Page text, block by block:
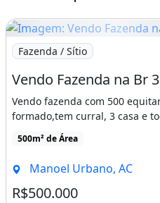
Imagem: Vendo Fazenda na
Fazenda / Sítio
Vendo Fazenda na Br
Vendo fazenda com 500
formado,tem curral, 3 casa e
500m² de Área
Manoel Urbano, AC
R$500.000